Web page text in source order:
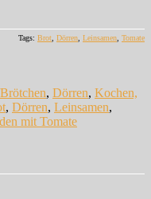
Tags: Brot Dörren Leinsamen Tomate
, Dörren, Kochen,
, Dörren, Leinsamen,
mit Tomate